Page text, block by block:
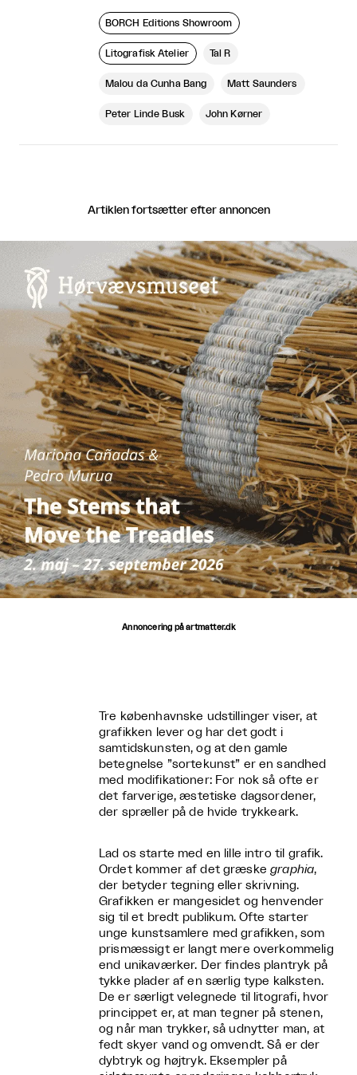
BORCH Editions Showroom
Litografisk Atelier Tal R
Malou da Cunha Bang Matt Saunders
Peter Linde Busk John Kørner
Artiklen fortsætter efter annoncen
Annoncering på artmatter.dk
Tre københavnske udstillinger viser, at
grafikken lever og har det godt i
samtidskunsten, og at den gamle
betegnelse ”sortekunst” er en sandhed
med modifikationer: For nok så ofte er
det farverige, æstetiske dagsordener,
der spræller på de hvide trykkeark.
Lad os starte med en lille intro til grafik.
Ordet kommer af det græskegraphia,
der betyder tegning eller skrivning.
Grafikken er mangesidet og henvender
sig til et bredt publikum. Ofte starter
unge kunstsamlere med grafikken, som
prismæssigt er langt mere overkommelig
end unikaværker. Der findes plantryk på
tykke plader af en særlig type kalksten.
De er særligt velegnede til litografi, hvor
princippet er, at man tegner på stenen,
og når man trykker, så udnytter man, at
fedt skyer vand og omvendt. Så er der
dybtryk og højtryk. Eksempler på